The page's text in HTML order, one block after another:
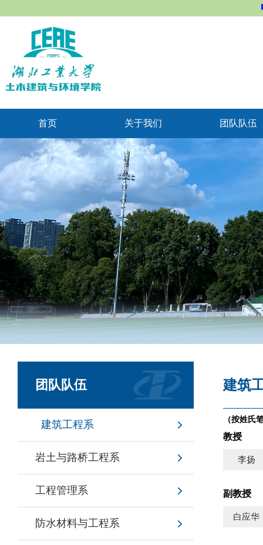
首页 关于我们 团队队伍
团队队伍
建筑工程系
岩土与路桥工程系
工程管理系
防水材料与工程系
建筑
（按姓氏
教授
李扬
副教授
白应华